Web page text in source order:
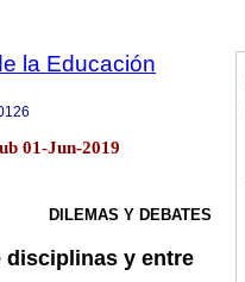
la Educación
01-Jun-2019
DILEMAS Y DEBATES
disciplinas y entre